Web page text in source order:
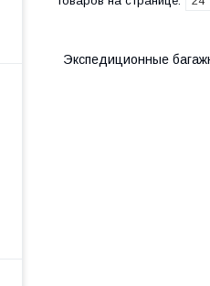
Экспедиционные